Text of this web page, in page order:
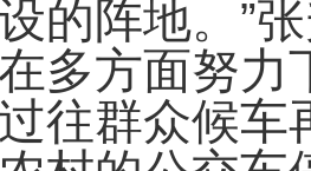
的阵地。”
方面努力
往群众候车